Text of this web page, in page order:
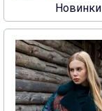
Новинки